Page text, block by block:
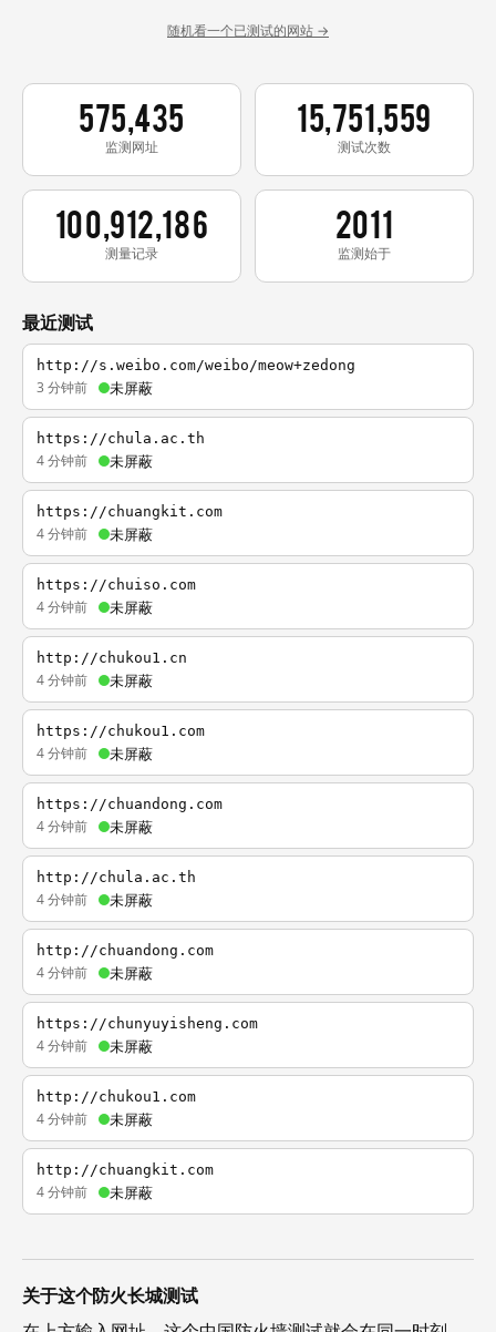
随机看一个已测试的网站 →
575,435
监测网址
15,751,559
测试次数
100,912,186
测量记录
2011
监测始于
最近测试
http://s.weibo.com/weibo/meow+zedong
3 分钟前 未屏蔽
https://chula.ac.th
4 分钟前 未屏蔽
https://chuangkit.com
4 分钟前 未屏蔽
https://chuiso.com
4 分钟前 未屏蔽
http://chukou1.cn
4 分钟前 未屏蔽
https://chukou1.com
4 分钟前 未屏蔽
https://chuandong.com
4 分钟前 未屏蔽
http://chula.ac.th
4 分钟前 未屏蔽
http://chuandong.com
4 分钟前 未屏蔽
https://chunyuyisheng.com
4 分钟前 未屏蔽
http://chukou1.com
4 分钟前 未屏蔽
http://chuangkit.com
4 分钟前 未屏蔽
关于这个防火长城测试